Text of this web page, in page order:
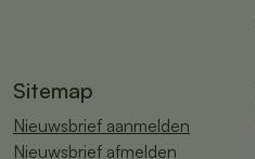
Sitemap
Nieuwsbrief aanmelden
Nieuwsbrief afmelden